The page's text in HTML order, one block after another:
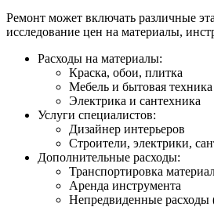
Ремонт может включать различные
исследование цен на материалы,
Расходы на материалы:
Краска, обои, плитка
Мебель и бытовая техника
Электрика и сантехника
Услуги специалистов:
Дизайнер интерьеров
Строители, электрики,
Дополнительные расходы:
Транспортировка
Аренда инструмента
Непредвиденные